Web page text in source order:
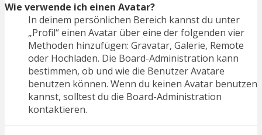
Wie verwende ich einen Avatar?
In deinem persönlichen Bereich kannst du unter
„Profil“ einen Avatar über eine der folgenden vier
Methoden hinzufügen: Gravatar, Galerie, Remote
oder Hochladen. Die Board-Administration kann
bestimmen, ob und wie die Benutzer Avatare
benutzen können. Wenn du keinen Avatar benutzen
kannst, solltest du die Board-Administration
kontaktieren.